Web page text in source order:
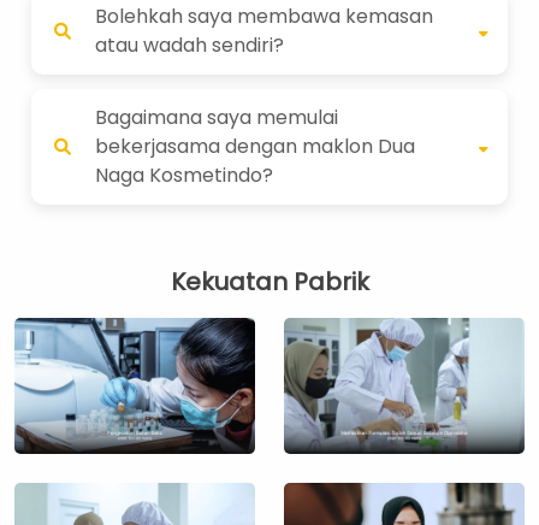
Bolehkah saya membawa kemasan
atau wadah sendiri?
Bagaimana saya memulai
bekerjasama dengan maklon Dua
Naga Kosmetindo?
Kekuatan Pabrik